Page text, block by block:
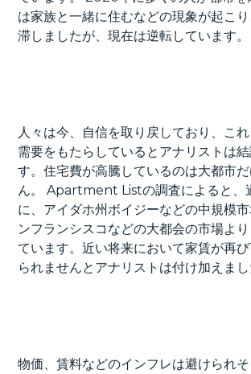
は家族と一緒に住むなどの現象が起こ
滞しましたが、現在は逆転しています。
人々は今、自信を取り戻しており、こ
需要をもたらしているとアナリストは
す。住宅費が高騰しているのは大都市
ん。 Apartment Listの調査によると、
に、アイダホ州ボイジーなどの中規模
ンフランシスコなどの大都会の市場よ
ています。近い将来において家賃が再
られませんとアナリストは付け加えま
物価、賃料などのインフレは避けられ